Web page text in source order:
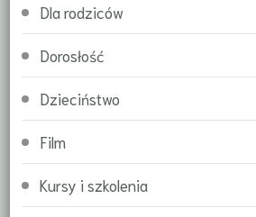
Dla rodziców
Dorosłość
Dzieciństwo
Film
Kursy i szkolenia